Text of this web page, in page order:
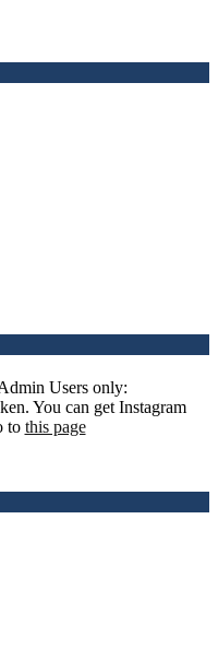
Users only:
You can get Instagram
to this page